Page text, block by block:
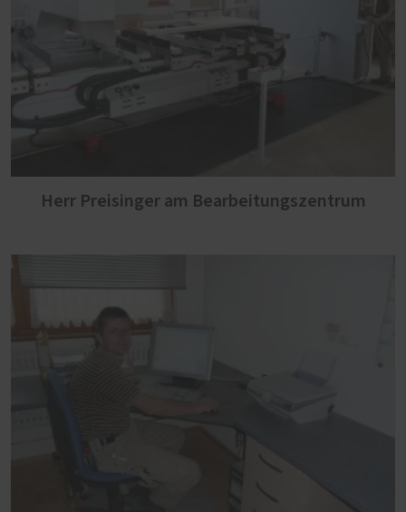
Herr Preisinger am Bearbeitungszentrum